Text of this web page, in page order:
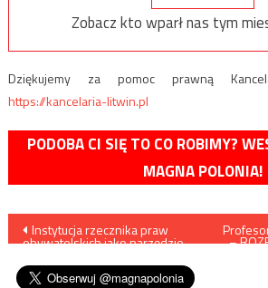
Zobacz kto wparł nas tym
Dziękujemy za pomoc prawną
https://kancelaria-litwin.pl
PODOBA CI SIĘ TO CO ROBIMY?
MAGNA POLONIA!
Nawigacja
wpisu
Instytucja rzecznika praw
obywatelskich jako narzędzie –